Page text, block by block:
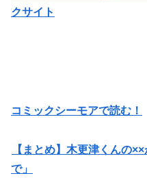
クサイト
コミックシーモアで読む！
【まとめ】木更津くんの
で」